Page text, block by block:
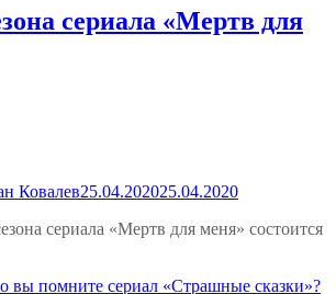
сериала «Мертв для
Ковалев25.04.202025.04.2020
сериала «Мертв для меня» состоится